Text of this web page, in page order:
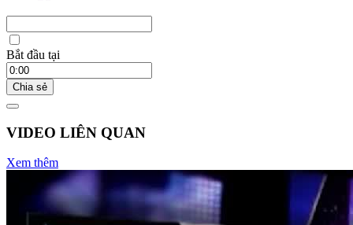
Bắt đầu tại
Chia sẻ
VIDEO LIÊN QUAN
Xem thêm